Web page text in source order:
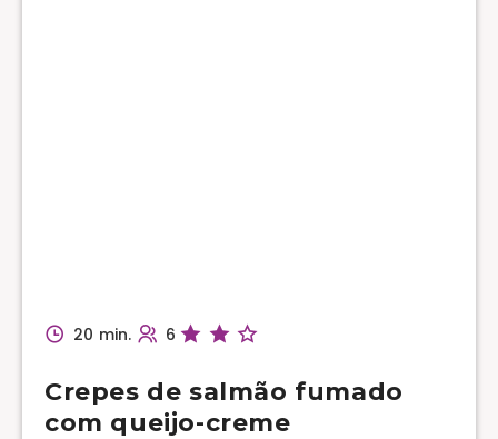
20 min. 6
Crepes de salmão fumado
com queijo-creme